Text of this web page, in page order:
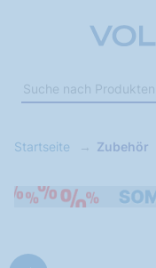
Startseite Zubehör